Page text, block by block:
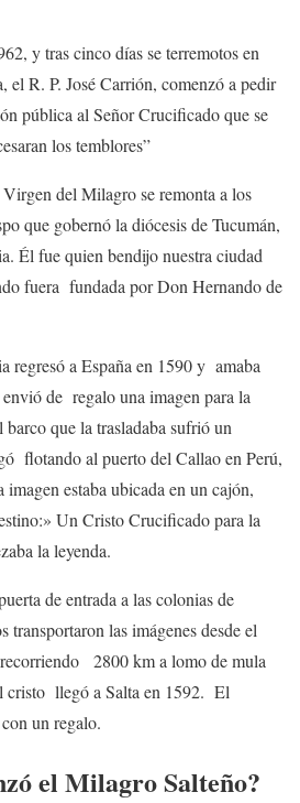
y tras cinco días se terremotos en
el R. P. José Carrión, comenzó a pedir
pública al Señor Crucificado que se
los temblores”
del Milagro se remonta a los
que gobernó la diócesis de Tucumán,
Él fue quien bendijo nuestra ciudad
fuera fundada por Don Hernando de
regresó a España en 1590 y amaba
de regalo una imagen para la
que la trasladaba sufrió un
flotando al puerto del Callao en Perú,
estaba ubicada en un cajón,
Un Cristo Crucificado para la
la leyenda.
de entrada a las colonias de
transportaron las imágenes desde el
2800 km a lomo de mula
cristo llegó a Salta en 1592. El
un regalo.
el Milagro Salteño?